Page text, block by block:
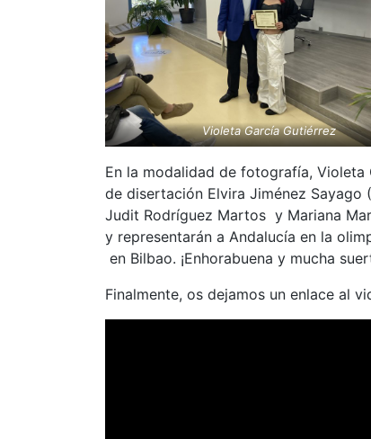
Violeta García Gutiérrez
En la modalidad de fotografía, Violeta
de disertación Elvira Jiménez Sayago
Judit Rodríguez Martos y Mariana
y representarán a Andalucía en la
en Bilbao. ¡Enhorabuena y mucha
Finalmente, os dejamos un enlace al